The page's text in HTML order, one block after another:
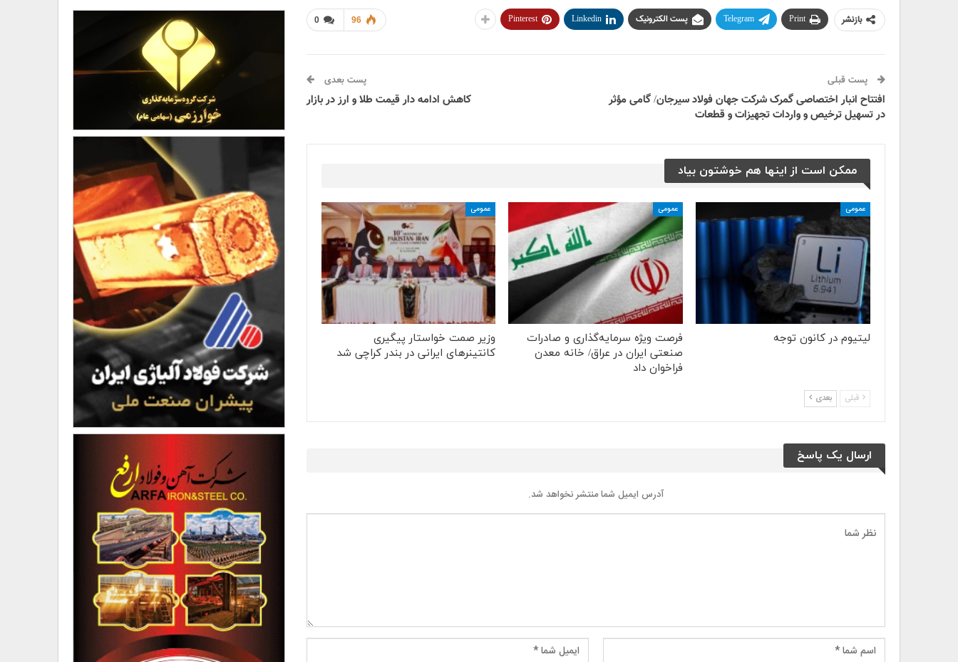
0 96 بازنشر Print
Telegram پست الکترونیک Linkedin
Pinterest
پست قبلی
افتتاح انبار اختصاصی گمرک شرکت جهان فولاد سیرجان/ گامی مؤثر
در تسهیل ترخیص و واردات تجهیزات و قطعات
پست بعدی
کاهش ادامه دار قیمت طلا و ارز در بازار
ممکن است از اینها هم خوشتون بیاد
عمومی
لیتیوم در کانون توجه
عمومی
فرصت ویژه سرمایه‌گذاری و صادرات
صنعتی ایران در عراق/ خانه معدن
فراخوان داد
عمومی
وزیر صمت خواستار پیگیری
کانتینرهای ایرانی در بندر کراچی شد
قبلی بعدی
ارسال یک پاسخ
آدرس ایمیل شما منتشر نخواهد شد.